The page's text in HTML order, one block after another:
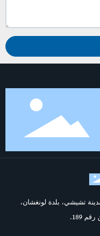
تشيشي، بلدة لونغشان،
189.